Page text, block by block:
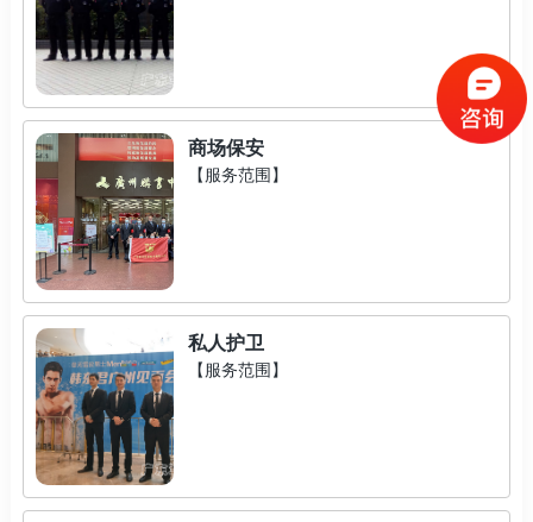
商场保安
【服务范围】
私人护卫
【服务范围】